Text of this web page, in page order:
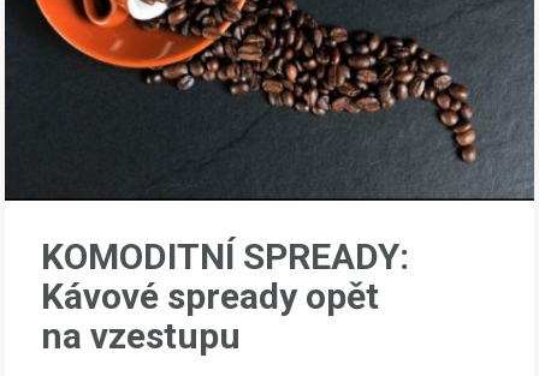
KOMODITNÍ SPREADY:
Kávové spready opět
na vzestupu